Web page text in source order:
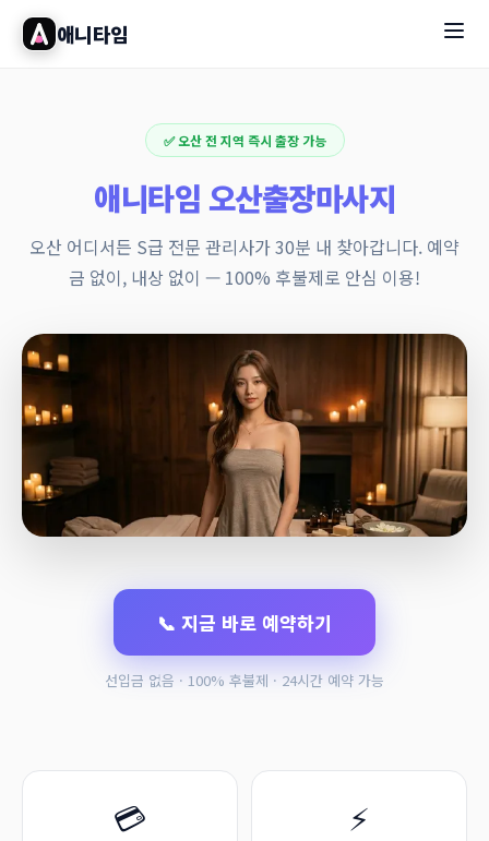
애니타임
✅ 오산 전 지역 즉시 출장 가능
애니타임 오산출장마사지
오산 어디서든 S급 전문 관리사가 30분 내 찾아갑니다. 예약
금 없이, 내상 없이 — 100% 후불제로 안심 이용!
📞 지금 바로 예약하기
선입금 없음 · 100% 후불제 · 24시간 예약 가능
💳 ⚡